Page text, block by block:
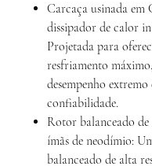
Carcaça usinada em
dissipador de calor
Projetada para
resfriamento
desempenho extremo
confiabilidade.
Rotor balanceado
ímãs de neodímio:
balanceado de alta